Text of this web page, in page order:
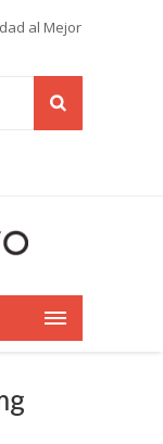
al Mejor